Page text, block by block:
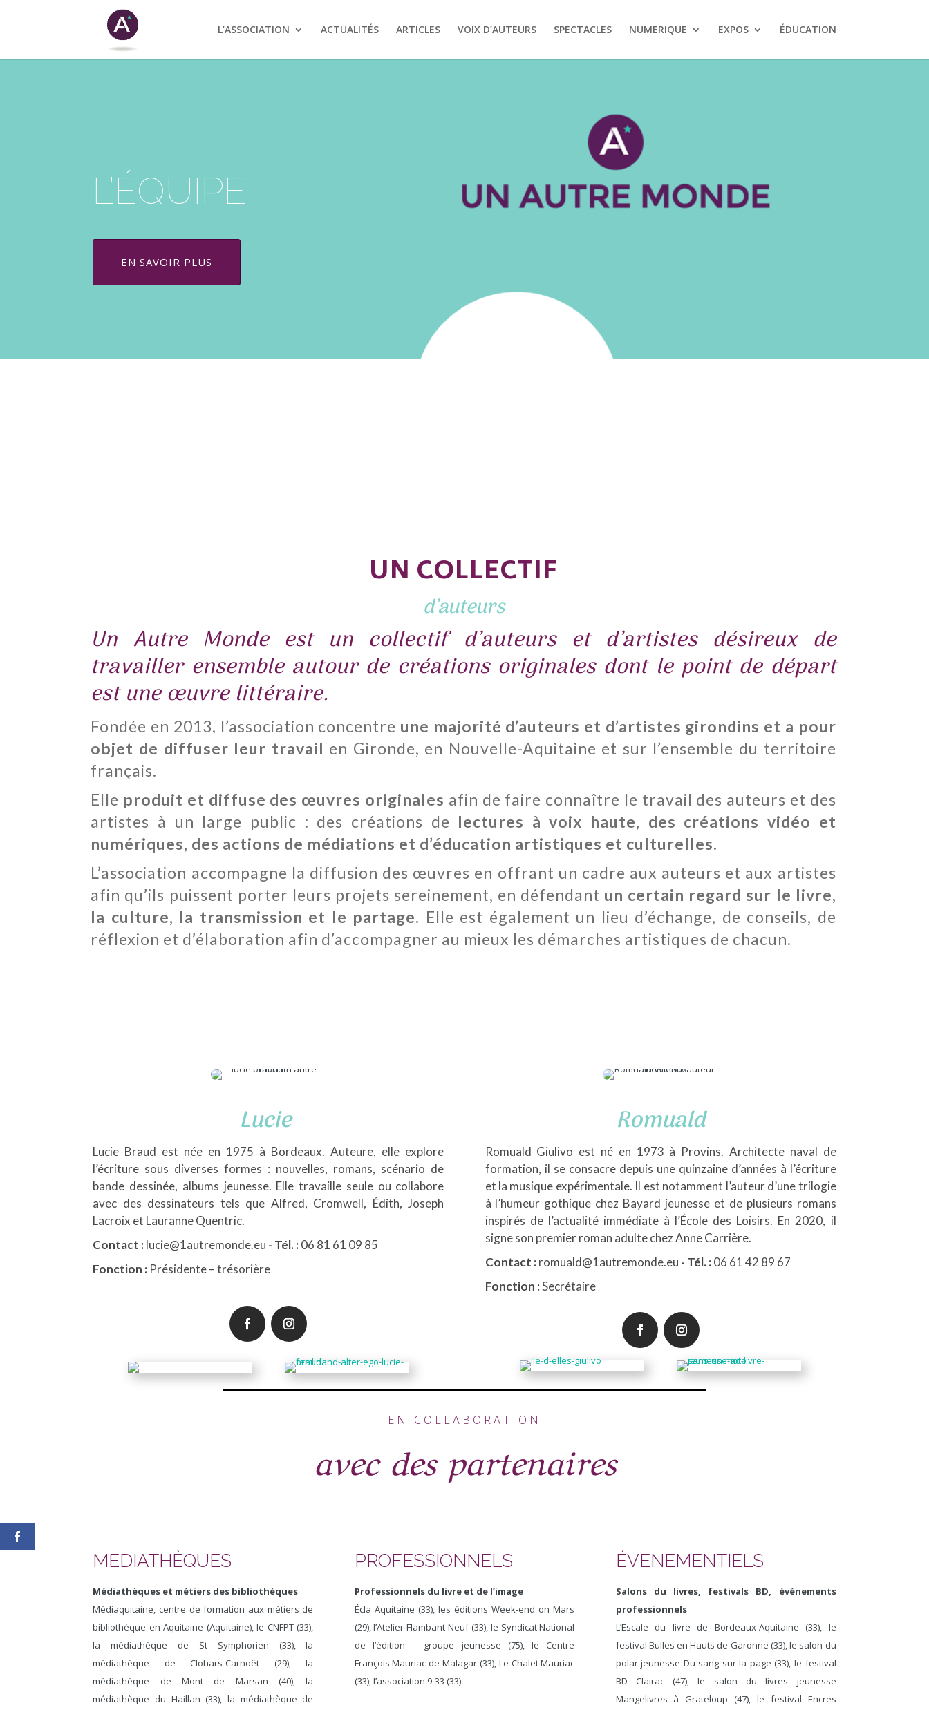
L’ASSOCIATION ACTUALITÉS ARTICLES VOIX D’AUTEURS SPECTACLES NUMERIQUE EXPOS ÉDUCATION
L’ÉQUIPE
EN SAVOIR PLUS
UN COLLECTIF
d’auteurs
Un Autre Monde est un collectif d’auteurs et d’artistes désireux de
travailler ensemble autour de créations originales dont le point de départ
est une œuvre littéraire.
Fondée en 2013, l’association concentre une majorité d’auteurs et d’artistes girondins et a pour
objet de diffuser leur travail en Gironde, en Nouvelle-Aquitaine et sur l’ensemble du territoire
français.
Elle produit et diffuse des œuvres originales afin de faire connaître le travail des auteurs et des
artistes à un large public : des créations de lectures à voix haute, des créations vidéo et
numériques, des actions de médiations et d’éducation artistiques et culturelles.
L’association accompagne la diffusion des œuvres en offrant un cadre aux auteurs et aux artistes
afin qu’ils puissent porter leurs projets sereinement, en défendant un certain regard sur le livre,
la culture, la transmission et le partage. Elle est également un lieu d’échange, de conseils, de
réflexion et d’élaboration afin d’accompagner au mieux les démarches artistiques de chacun.
Lucie
Lucie Braud est née en 1975 à Bordeaux. Auteure, elle explore
l’écriture sous diverses formes : nouvelles, romans, scénario de
bande dessinée, albums jeunesse. Elle travaille seule ou collabore
avec des dessinateurs tels que Alfred, Cromwell, Édith, Joseph
Lacroix et Lauranne Quentric.
Contact : lucie@1autremonde.eu - Tél. : 06 81 61 09 85
Fonction : Présidente – trésorière
Romuald
Romuald Giulivo est né en 1973 à Provins. Architecte naval de
formation, il se consacre depuis une quinzaine d’années à l’écriture
et la musique expérimentale. Il est notamment l’auteur d’une trilogie
à l’humeur gothique chez Bayard jeunesse et de plusieurs romans
inspirés de l’actualité immédiate à l’École des Loisirs. En 2020, il
signe son premier roman adulte chez Anne Carrière.
Contact : romuald@1autremonde.eu - Tél. : 06 61 42 89 67
Fonction :Secrétaire
EN COLLABORATION
avec des partenaires
MEDIATHÈQUES
Médiathèques et métiers des bibliothèques
Médiaquitaine, centre de formation aux métiers de
bibliothèque en Aquitaine (Aquitaine), le CNFPT (33),
la médiathèque de St Symphorien (33), la
médiathèque de Clohars-Carnoët (29), la
médiathèque de Mont de Marsan (40), la
médiathèque du Haillan (33), la médiathèque de
PROFESSIONNELS
Professionnels du livre et de l’image
Écla Aquitaine (33), les éditions Week-end on Mars
(29), l’Atelier Flambant Neuf (33), le Syndicat National
de l’édition – groupe jeunesse (75), le Centre
François Mauriac de Malagar (33), Le Chalet Mauriac
(33), l’association 9-33 (33)
ÉVENEMENTIELS
Salons du livres, festivals BD, événements
professionnels
L’Escale du livre de Bordeaux-Aquitaine (33), le
festival Bulles en Hauts de Garonne (33), le salon du
polar jeunesse Du sang sur la page (33), le festival
BD Clairac (47), le salon du livres jeunesse
Mangelivres à Grateloup (47), le festival Encres